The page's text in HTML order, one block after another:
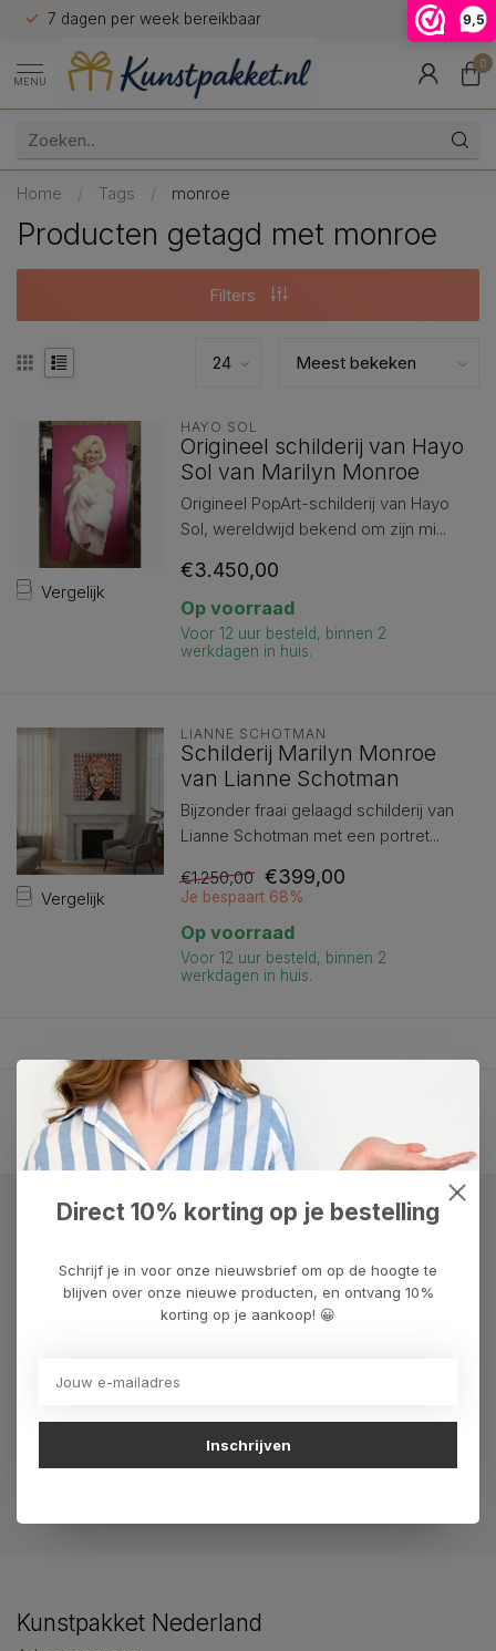
9,5
7 dagen per week bereikbaar 9.5
MENU
0
Home / Tags / monroe
Producten getagd met monroe
Filters
Vergelijk
HAYO SOL
Origineel schilderij van Hayo
Sol van Marilyn Monroe
Origineel PopArt-schilderij van Hayo
Sol, wereldwijd bekend om zijn mi...
€3.450,00
Op voorraad
Voor 12 uur besteld, binnen 2
werkdagen in huis.
Vergelijk
LIANNE SCHOTMAN
Schilderij Marilyn Monroe
van Lianne Schotman
Bijzonder fraai gelaagd schilderij van
Lianne Schotman met een portret...
€1.250,00 €399,00
Je bespaart 68%
Op voorraad
Voor 12 uur besteld, binnen 2
werkdagen in huis.
Toon1-
Meer informatie?
ons 7 dagen per week: 06-23643267
Mis onze nieuwsbrief niet
Kunstpakket Nederland
Direct 10% korting op je bestelling
Schrijf je in voor onze nieuwsbrief om op de hoogte te
blijven over onze nieuwe producten, en ontvang 10%
korting op je aankoop! 😀
Inschrijven